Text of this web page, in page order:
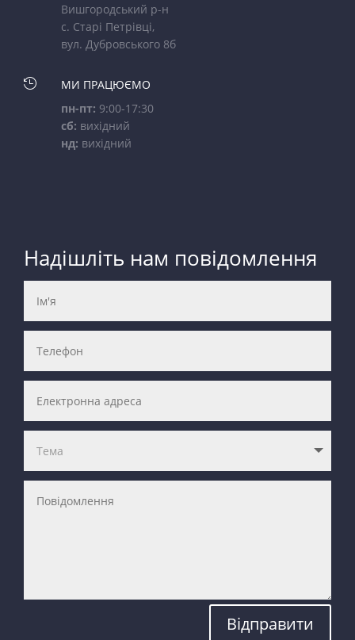
Вишгородський р-н
с. Старі Петрівці,
вул. Дубровського 8б

МИ ПРАЦЮЄМО
пн-пт: 9:00-17:30
сб: вихідний
нд: вихідний
Надішліть нам повідомлення
Відправити